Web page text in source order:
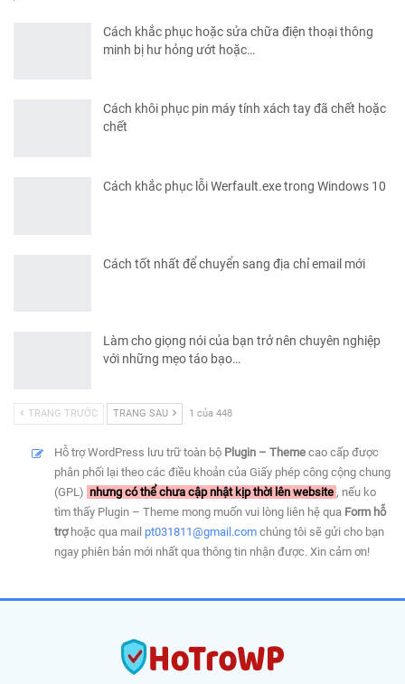
Cách khắc phục hoặc sửa chữa điện thoại thông
minh bị hư hỏng ướt hoặc…
Cách khôi phục pin máy tính xách tay đã chết hoặc
chết
Cách khắc phục lỗi Werfault.exe trong Windows 10
Cách tốt nhất để chuyển sang địa chỉ email mới
Làm cho giọng nói của bạn trở nên chuyên nghiệp
với những mẹo táo bạo…
TRANG TRƯỚC TRANG SAU 1 của 448
Hỗ trợ WordPress lưu trữ toàn bộ Plugin – Theme cao cấp được
phân phối lại theo các điều khoản của Giấy phép công cộng chung
(GPL) nhưng có thể chưa cập nhật kịp thời lên website , nếu ko
tìm thấy Plugin – Theme mong muốn vui lòng liên hệ qua Form hỗ
trợhoặc qua mail pt031811@gmail.com chúng tôi sẽ gửi cho bạn
ngay phiên bản mới nhất qua thông tin nhận được. Xin cảm ơn!